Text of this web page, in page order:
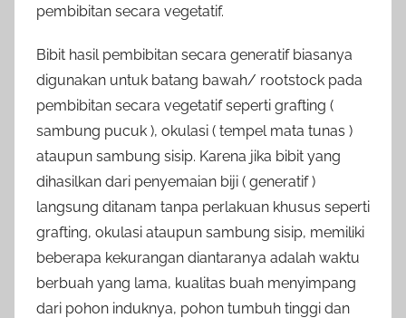
pembibitan secara vegetatif.
Bibit hasil pembibitan secara generatif biasanya
digunakan untuk batang bawah/ rootstock pada
pembibitan secara vegetatif seperti grafting (
sambung pucuk ), okulasi ( tempel mata tunas )
ataupun sambung sisip. Karena jika bibit yang
dihasilkan dari penyemaian biji ( generatif )
langsung ditanam tanpa perlakuan khusus seperti
grafting, okulasi ataupun sambung sisip, memiliki
beberapa kekurangan diantaranya adalah waktu
berbuah yang lama, kualitas buah menyimpang
dari pohon induknya, pohon tumbuh tinggi dan